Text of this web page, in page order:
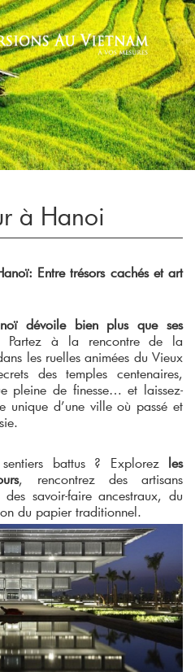
à Hanoi
Entre trésors cachés et art
dévoile bien plus que ses
Partez à la rencontre de la
les ruelles animées du Vieux
des temples centenaires,
pleine de finesse… et laissez-
unique d’une ville où passé et
battus ? Explorez les
, rencontrez des artisans
savoir-faire ancestraux, du
du papier traditionnel.